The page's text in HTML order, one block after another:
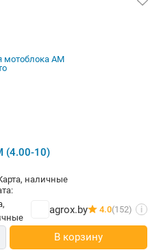
(4.00-10)
карта, наличные
agrox.by 4.0(152) i
В корзину